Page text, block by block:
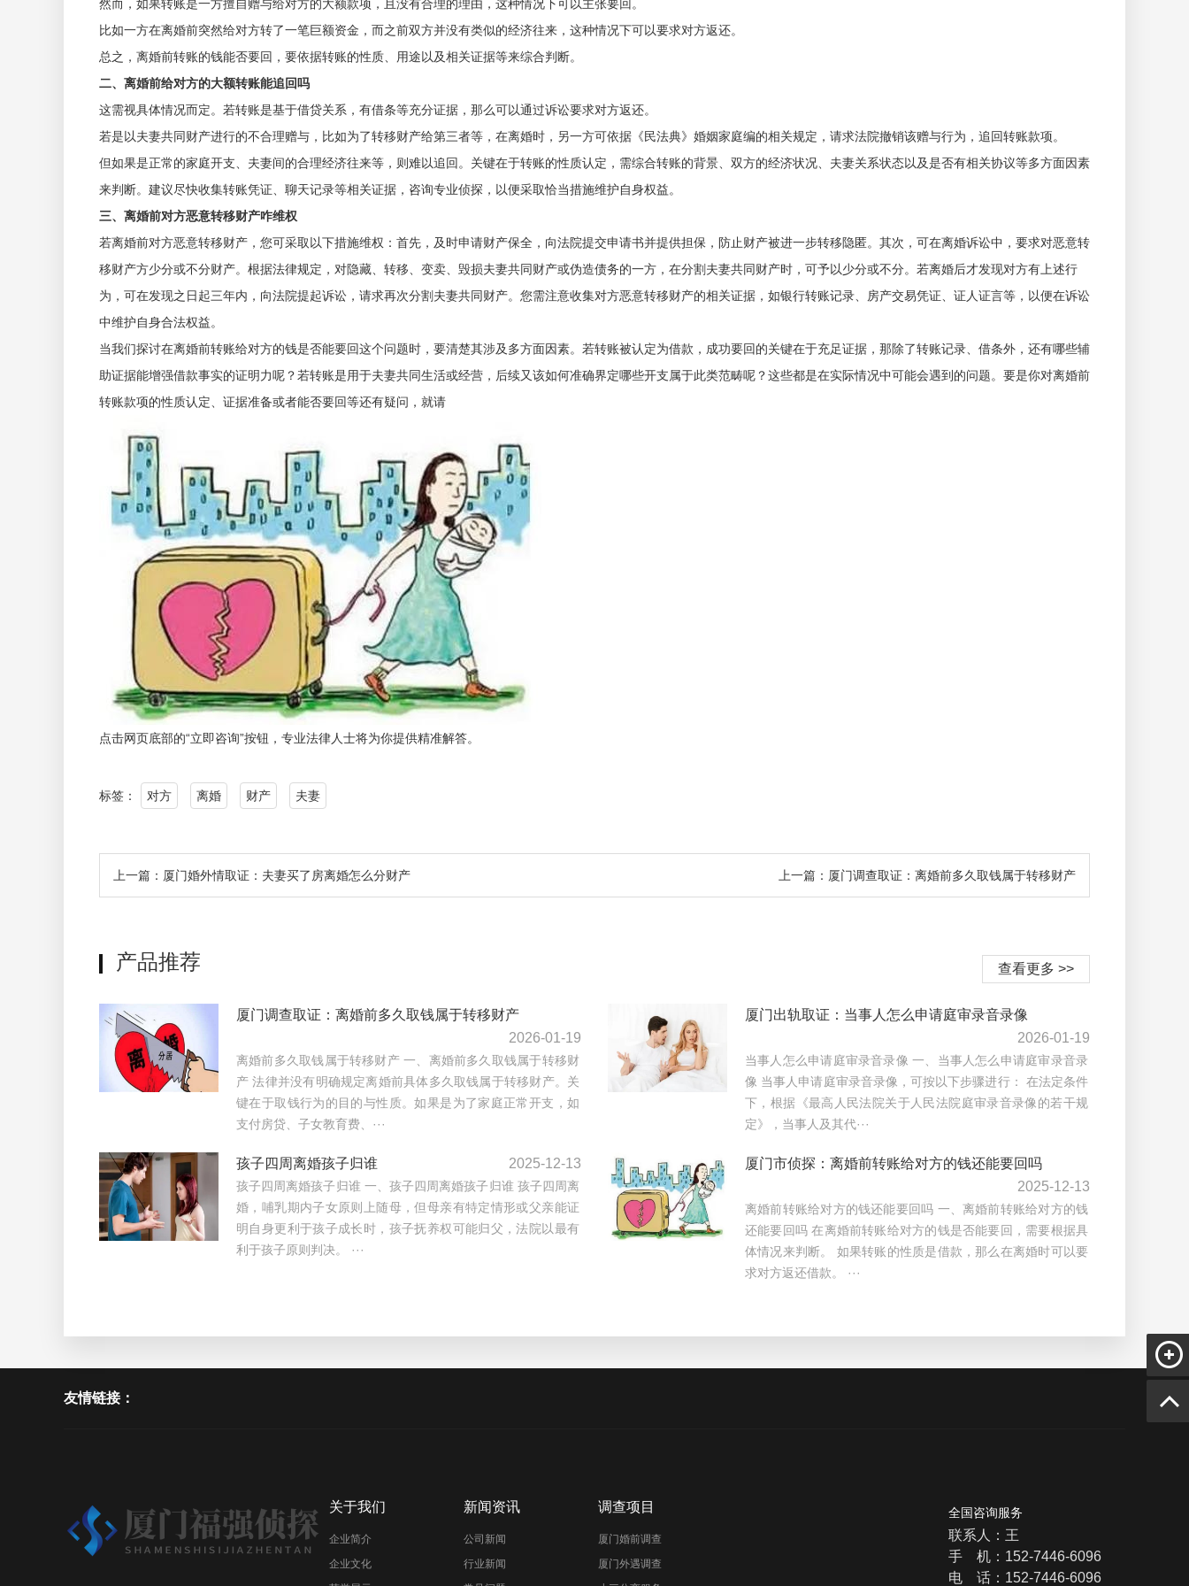
然而，如果转账是一方擅自赠与给对方的大额款项，且没有合理的理由，这种情况下可以主张要回。
比如一方在离婚前突然给对方转了一笔巨额资金，而之前双方并没有类似的经济往来，这种情况下可以要求对方返还。
总之，离婚前转账的钱能否要回，要依据转账的性质、用途以及相关证据等来综合判断。
二、离婚前给对方的大额转账能追回吗
这需视具体情况而定。若转账是基于借贷关系，有借条等充分证据，那么可以通过诉讼要求对方返还。
若是以夫妻共同财产进行的不合理赠与，比如为了转移财产给第三者等，在离婚时，另一方可依据《民法典》婚姻家庭编的相关规定，请求法院撤销该赠与行为，追回转账款项。
但如果是正常的家庭开支、夫妻间的合理经济往来等，则难以追回。关键在于转账的性质认定，需综合转账的背景、双方的经济状况、夫妻关系状态以及是否有相关协议等多方面因素
来判断。建议尽快收集转账凭证、聊天记录等相关证据，咨询专业侦探，以便采取恰当措施维护自身权益。
三、离婚前对方恶意转移财产咋维权
若离婚前对方恶意转移财产，您可采取以下措施维权：首先，及时申请财产保全，向法院提交申请书并提供担保，防止财产被进一步转移隐匿。其次，可在离婚诉讼中，要求对恶意转
移财产方少分或不分财产。根据法律规定，对隐藏、转移、变卖、毁损夫妻共同财产或伪造债务的一方，在分割夫妻共同财产时，可予以少分或不分。若离婚后才发现对方有上述行
为，可在发现之日起三年内，向法院提起诉讼，请求再次分割夫妻共同财产。您需注意收集对方恶意转移财产的相关证据，如银行转账记录、房产交易凭证、证人证言等，以便在诉讼
中维护自身合法权益。
当我们探讨在离婚前转账给对方的钱是否能要回这个问题时，要清楚其涉及多方面因素。若转账被认定为借款，成功要回的关键在于充足证据，那除了转账记录、借条外，还有哪些辅
助证据能增强借款事实的证明力呢？若转账是用于夫妻共同生活或经营，后续又该如何准确界定哪些开支属于此类范畴呢？这些都是在实际情况中可能会遇到的问题。要是你对离婚前
转账款项的性质认定、证据准备或者能否要回等还有疑问，就请
点击网页底部的“立即咨询”按钮，专业法律人士将为你提供精准解答。
标签： 对方 离婚 财产 夫妻
上一篇：厦门婚外情取证：夫妻买了房离婚怎么分财产 上一篇：厦门调查取证：离婚前多久取钱属于转移财产
查看更多 >>
产品推荐
厦门调查取证：离婚前多久取钱属于转移财产
2026-01-19
离婚前多久取钱属于转移财产 一、离婚前多久取钱属于转移财
产 法律并没有明确规定离婚前具体多久取钱属于转移财产。关
键在于取钱行为的目的与性质。如果是为了家庭正常开支，如
支付房贷、子女教育费、···
厦门出轨取证：当事人怎么申请庭审录音录像
2026-01-19
当事人怎么申请庭审录音录像 一、当事人怎么申请庭审录音录
像 当事人申请庭审录音录像，可按以下步骤进行： 在法定条件
下，根据《最高人民法院关于人民法院庭审录音录像的若干规
定》，当事人及其代···
孩子四周离婚孩子归谁 2025-12-13
孩子四周离婚孩子归谁 一、孩子四周离婚孩子归谁 孩子四周离
婚，哺乳期内子女原则上随母，但母亲有特定情形或父亲能证
明自身更利于孩子成长时，孩子抚养权可能归父，法院以最有
利于孩子原则判决。 ···
厦门市侦探：离婚前转账给对方的钱还能要回吗
2025-12-13
离婚前转账给对方的钱还能要回吗 一、离婚前转账给对方的钱
还能要回吗 在离婚前转账给对方的钱是否能要回，需要根据具
体情况来判断。 如果转账的性质是借款，那么在离婚时可以要
求对方返还借款。 ···
友情链接：
关于我们
企业简介
企业文化
新闻资讯
公司新闻
行业新闻
调查项目
厦门婚前调查
厦门外遇调查
全国咨询服务
联系人：王
手 机：152-7446-6096
电 话：152-7446-6096